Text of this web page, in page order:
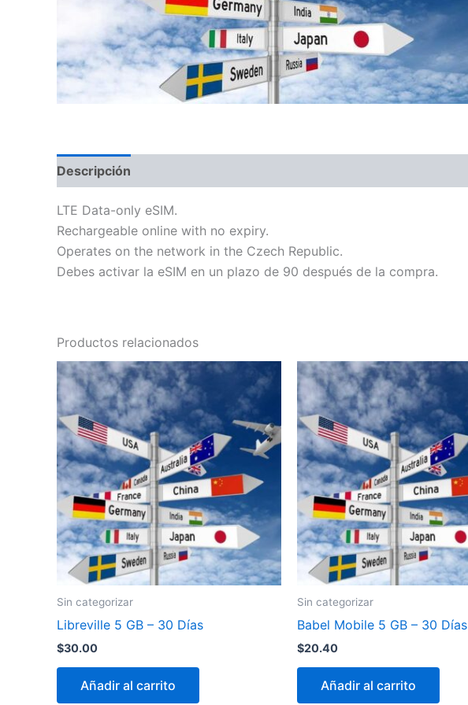
Descripción
LTE Data-only eSIM.
Rechargeable online with no expiry.
Operates on the network in the Czech Republic.
Debes activar la eSIM en un plazo de 90 después de la compra.
Productos relacionados
Sin categorizar
Libreville 5 GB – 30 Días
$30.00
Añadir al carrito
Sin categorizar
Babel Mobile 5 GB – 30 Días
$20.40
Añadir al carrito